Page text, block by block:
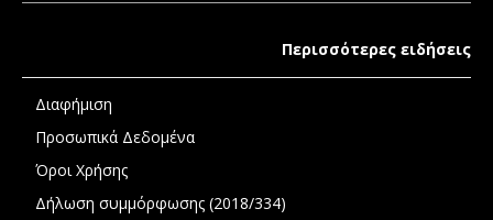
Περισσότερες ειδήσεις
Διαφήμιση
Προσωπικά Δεδομένα
Όροι Χρήσης
Δήλωση συμμόρφωσης (2018/334)